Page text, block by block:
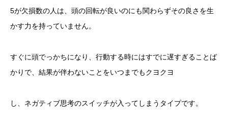
5が欠損数の人は、頭の回転が良いのにも関わらずその良さを生
かす力を持っていません。
すぐに頭でっかちになり、行動する時にはすでに遅すぎることば
かりで、結果が伴わないことをいつまでもクヨクヨ
し、ネガティブ思考のスイッチが入ってしまうタイプです。